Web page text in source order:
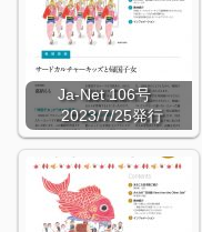
Ja-Net 106号
2023/7/25発行